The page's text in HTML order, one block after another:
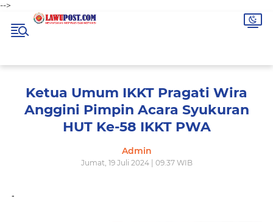
-->
Ketua Umum IKKT Pragati Wira
Anggini Pimpin Acara Syukuran
HUT Ke-58 IKKT PWA
Admin
Jumat, 19 Juli 2024 | 09.37 WIB
-